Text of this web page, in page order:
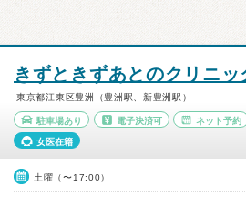
きずときずあとのクリニ
東京都江東区豊洲（豊洲駅、新豊洲駅）
駐車場あり 電子決済可 ネット予約
女医在籍
土曜（〜17:00）